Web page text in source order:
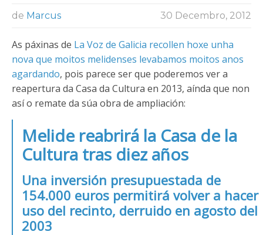
de Marcus 30 Decembro, 2012
As páxinas de La Voz de Galicia recollen hoxe unha
nova que moitos melidenses levabamos moitos anos
agardando, pois parece ser que poderemos ver a
reapertura da Casa da Cultura en 2013, aínda que non
así o remate da súa obra de ampliación:
Melide reabrirá la Casa de la
Cultura tras diez años
Una inversión presupuestada de
154.000 euros permitirá volver a hacer
uso del recinto, derruido en agosto del
2003